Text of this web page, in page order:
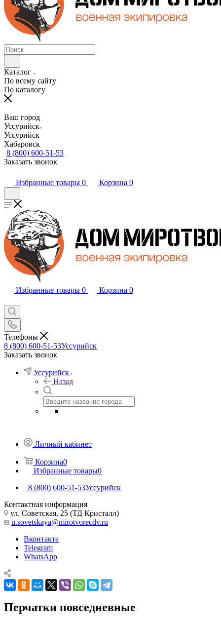
Каталог
По всему сайту
По каталогу
Ваш город
Уссурийск
Уссурийск
Хабаровск
8 (800) 600-51-53
Заказать звонок
Избранные товары 0 Корзина 0
Избранные товары 0 Корзина 0
Телефоны
8 (800) 600-51-53Уссурийск
Заказать звонок
Уссурийск
Назад
Личный кабинет
Корзина0
Избранные товары0
8 (800) 600-51-53Уссурийск
Контактная информация
ул. Советская, 25 (ТД Кристалл)
u.sovetskaya@mirotvorecdv.ru
Вконтакте
Telegram
WhatsApp
Перчатки повседневные